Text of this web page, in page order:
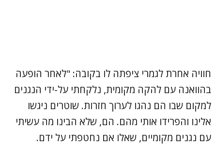
חוויה אחרת לגמרי ציפתה לו בקובה: "לאחר הופעה
בהוואנה עם להקה מקומית, נלקחתי על-ידי הנגנים
למקום שבו הם נהגו לערוך חזרות. שוטרים ניגשו
אלינו והפרידו אותי מהם. הם, שלא הבינו מה עשיתי
עם נגנים מקומיים, שאלו אם נחטפתי על ידם.